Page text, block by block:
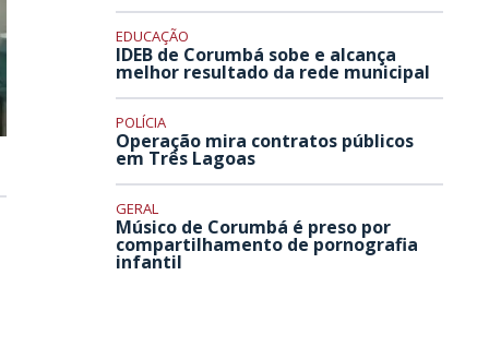
EDUCAÇÃO
IDEB de Corumbá sobe e alcança
melhor resultado da rede municipal
POLÍCIA
Operação mira contratos públicos
em Três Lagoas
GERAL
Músico de Corumbá é preso por
compartilhamento de pornografia
infantil